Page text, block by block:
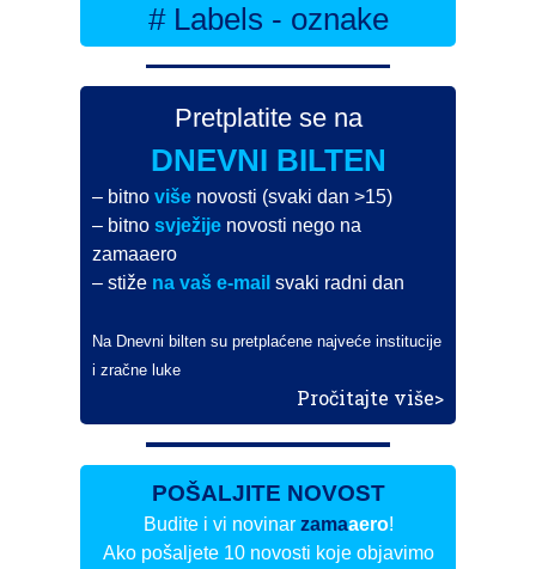
# Labels - oznake
Pretplatite se na
DNEVNI BILTEN
– bitnoviše novosti (svaki dan >15)
– bitnosvježije novosti nego na
zamaaero
– stiže na vaš e-mail svaki radni dan
Na Dnevni bilten su pretplaćene najveće institucije
i zračne luke
Pročitajte više>
POŠALJITE NOVOST
Budite i vi novinar zamaaero!
Ako pošaljete 10 novosti koje objavimo